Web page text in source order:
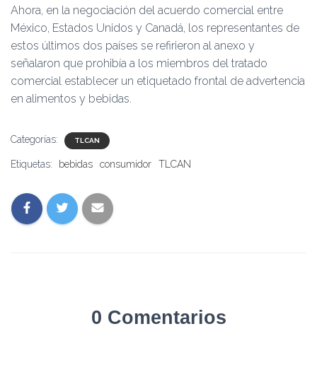
Ahora, en la negociación del acuerdo comercial entre
México, Estados Unidos y Canadá, los representantes de
estos últimos dos países se refirieron al anexo y
señalaron que prohibía a los miembros del tratado
comercial establecer un etiquetado frontal de advertencia
en alimentos y bebidas.
Categorías: TLCAN
Etiquetas: bebidas consumidor TLCAN
0 Comentarios